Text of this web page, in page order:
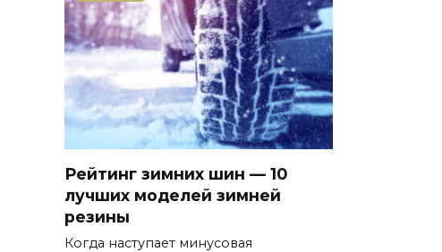
Рейтинг зимних шин — 10
лучших моделей зимней
резины
Когда наступает минусовая